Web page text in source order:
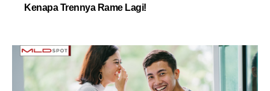
Kenapa Trennya Rame Lagi!